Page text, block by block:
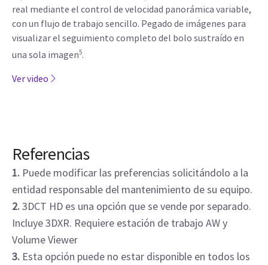
real mediante el control de velocidad panorámica variable,
con un flujo de trabajo sencillo. Pegado de imágenes para
visualizar el seguimiento completo del bolo sustraído en
una sola imagen5.
Ver video
Referencias
1. Puede modificar las preferencias solicitándolo a la
entidad responsable del mantenimiento de su equipo.
2.3DCT HD es una opción que se vende por separado.
Incluye 3DXR. Requiere estación de trabajo AW y
Volume Viewer
3. Esta opción puede no estar disponible en todos los